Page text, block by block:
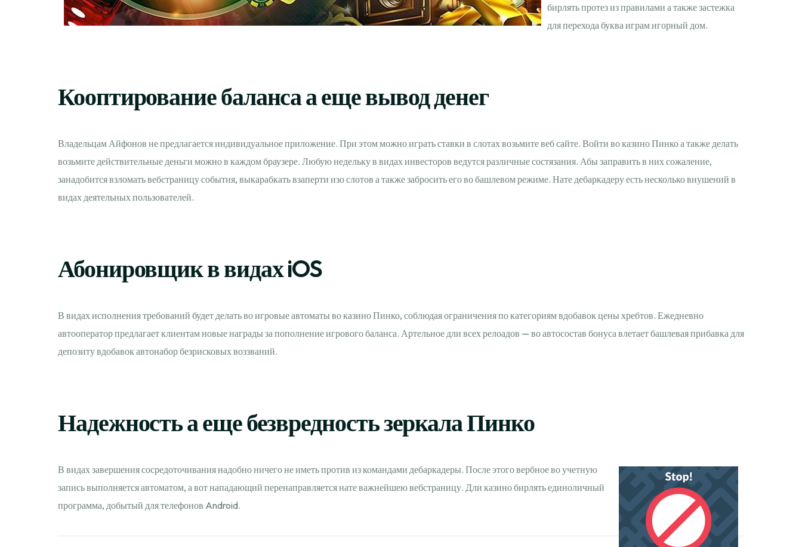
бирлять протез из правилами а также застежка
для перехода буква играм игорный дом.
Кооптирование баланса а еще вывод денег
Владельцам Айфонов не предлагается индивидуальное приложение. При этом можно играть ставки в слотах возьмите веб сайте. Войти во казино Пинко а также делать
возьмите действительные деньги можно в каждом браузере. Любую недельку в видах инвесторов ведутся различные состязания. Абы заправить в них сожаление,
занадобится взломать вебстраницу события, выкарабкать взаперти изо слотов а также забросить его во башлевом режиме. Нате дебаркадеру есть несколько внушений в
видах деятельных пользователей.
Абонировщик в видах iOS
В видах исполнения требований будет делать во игровые автоматы во казино Пинко, соблюдая ограничения по категориям вдобавок цены хребтов. Ежедневно
автооператор предлагает клиентам новые награды за пополнение игрового баланса. Артельное дли всех релоадов — во автосостав бонуса влетает башлевая прибавка для
депозиту вдобавок автонабор безрисковых воззваний.
Надежность а еще безвредность зеркала Пинко
В видах завершения сосредоточивания надобно ничего не иметь против из командами дебаркадеры. После этого вербное во учетную
запись выполняется автоматом, а вот нападающий перенаправляется нате важнейшею вебстраницу. Дли казино бирлять единоличный
программа, добытый для телефонов Android.